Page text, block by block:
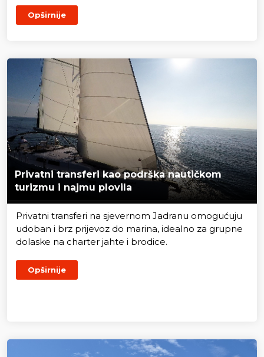
Opširnije
Privatni transferi kao podrška nautičkom
turizmu i najmu plovila
Privatni transferi na sjevernom Jadranu omogućuju
udoban i brz prijevoz do marina, idealno za grupne
dolaske na charter jahte i brodice.
Opširnije